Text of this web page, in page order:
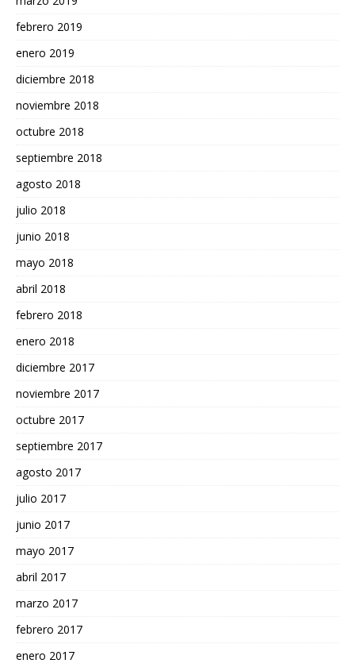
febrero 2019
enero 2019
diciembre 2018
noviembre 2018
octubre 2018
septiembre 2018
agosto 2018
julio 2018
junio 2018
mayo 2018
abril 2018
febrero 2018
enero 2018
diciembre 2017
noviembre 2017
octubre 2017
septiembre 2017
agosto 2017
julio 2017
junio 2017
mayo 2017
abril 2017
marzo 2017
febrero 2017
enero 2017